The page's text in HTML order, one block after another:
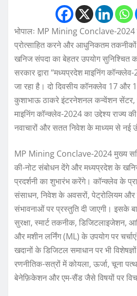
भोपालः MP Mining Conclave-2024
प्रोत्साहित करने और आधुनिकतम
खनिज संपदा का बेहतर उपयोग सुनिश्चित
सरकार द्वारा “मध्यप्रदेश माइनिंग
जा रहा है। दो दिवसीय कॉनक्लेव 17 और
कुशाभाऊ ठाकरे इंटरनेशनल कन्वेंशन सेंटर,
माइनिंग कॉन्क्लेव-2024 का उद्देश्य राज्य
नवाचारों और सतत निवेश के माध्यम से नई
MP Mining Conclave-2024 मुख्य
की-नोट संबोधन देंगे और मध्यप्रदेश के
प्रदर्शनी का शुभारंभ करेंगे। कॉन्क्लेव के
संसाधन, निवेश के अवसरों, पेट्रोलियम और
संभावनाओं पर प्रस्तुति दी जाएगी। इसके
सुरक्षा, स्मार्ट तकनीक, डिजिटलाइजेशन,
और मशीन लर्निंग (ML) के उपयोग पर
खदानों के डिजिटल समाधान पर भी विशेषज्ञों
रणनीतिक-सत्रों में कोयला, ऊर्जा, चूना
बेनेफ़िकेशन और एम-सैंड जैसे विषयों पर